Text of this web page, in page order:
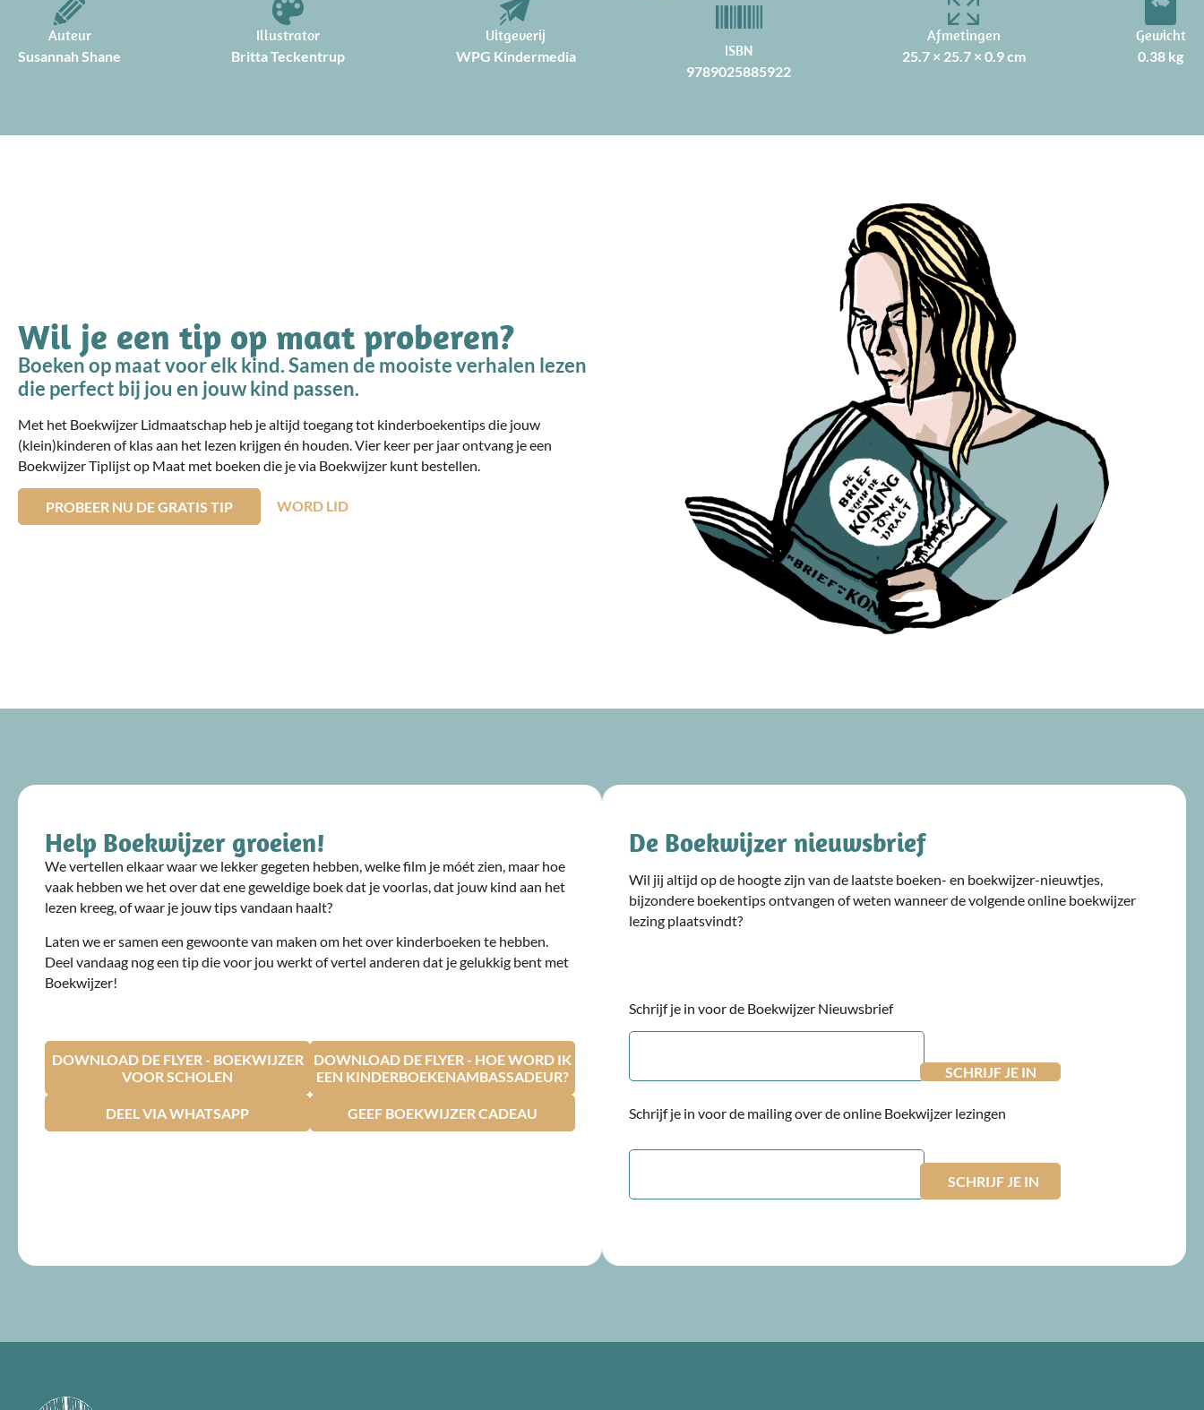
Auteur
Susannah Shane
Illustrator
Britta Teckentrup
Uitgeverij
WPG Kindermedia ISBN
9789025885922
Afmetingen
25.7 × 25.7 × 0.9 cm
Gewicht
0.38 kg
Wil je een tip op maat proberen?
Boeken op maat voor elk kind. Samen de mooiste verhalen lezen
die perfect bij jou en jouw kind passen.
Met het Boekwijzer Lidmaatschap heb je altijd toegang tot kinderboekentips die jouw
(klein)kinderen of klas aan het lezen krijgen én houden. Vier keer per jaar ontvang je een
Boekwijzer Tiplijst op Maat met boeken die je via Boekwijzer kunt bestellen.
PROBEER NU DE GRATIS TIP WORD LID
Help Boekwijzer groeien!
We vertellen elkaar waar we lekker gegeten hebben, welke film je móét zien, maar hoe
vaak hebben we het over dat ene geweldige boek dat je voorlas, dat jouw kind aan het
lezen kreeg, of waar je jouw tips vandaan haalt?
Laten we er samen een gewoonte van maken om het over kinderboeken te hebben.
Deel vandaag nog een tip die voor jou werkt of vertel anderen dat je gelukkig bent met
Boekwijzer!
DOWNLOAD DE FLYER - BOEKWIJZER
VOOR SCHOLEN
DOWNLOAD DE FLYER - HOE WORD IK
EEN KINDERBOEKENAMBASSADEUR?
DEEL VIA WHATSAPP GEEF BOEKWIJZER CADEAU
De Boekwijzer nieuwsbrief
Wil jij altijd op de hoogte zijn van de laatste boeken- en boekwijzer-nieuwtjes,
bijzondere boekentips ontvangen of weten wanneer de volgende online boekwijzer
lezing plaatsvindt?
Schrijf je in voor de Boekwijzer Nieuwsbrief
E-
Schrijf je in voor de mailing over de online Boekwijzer lezingen
E-